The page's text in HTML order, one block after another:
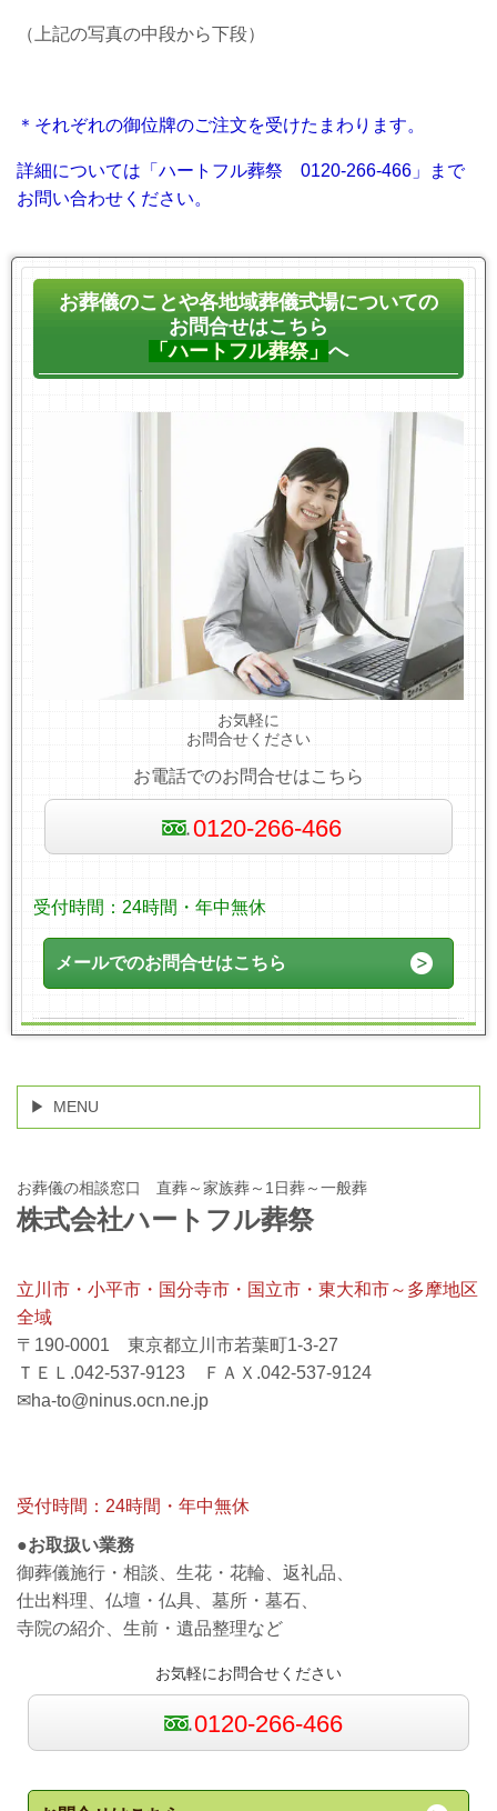
（上記の写真の中段から下段）
＊それぞれの御位牌のご注文を受けたまわります。
詳細については「ハートフル葬祭 0120-266-466」まで
お問い合わせください。
お葬儀のことや各地域葬儀式場についての
お問合せはこちら
「ハートフル葬祭」 へ
お気軽に
お問合せください
お電話でのお問合せはこちら
0120-266-466
受付時間：24時間・年中無休
メールでのお問合せはこちら
MENU
お葬儀の相談窓口 直葬～家族葬～1日葬～一般葬
株式会社ハートフル葬祭
立川市・小平市・国分寺市・国立市・東大和市～多摩地区
全域
〒190-0001 東京都立川市若葉町1-3-27
ＴＥＬ.042-537-9123 ＦＡＸ.042-537-9124
✉ha-to@ninus.ocn.ne.jp
受付時間：24時間・年中無休
●お取扱い業務
御葬儀施行・相談、生花・花輪、返礼品、
仕出料理、仏壇・仏具、墓所・墓石、
寺院の紹介、生前・遺品整理など
お気軽にお問合せください
0120-266-466